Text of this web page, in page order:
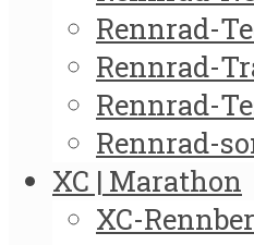
Rennrad-
Rennrad-
Rennrad-
Rennrad-
XC | Marathon
XC-